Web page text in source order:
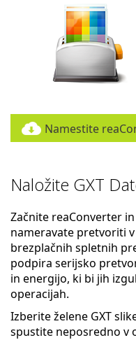
Namestite
Naložite GXT
Začnite reaConverter
nameravate pretvoriti
brezplačnih spletnih
podpira serijsko
in energijo, ki bi jih
operacijah.
Izberite želene GXT
spustite neposredno v